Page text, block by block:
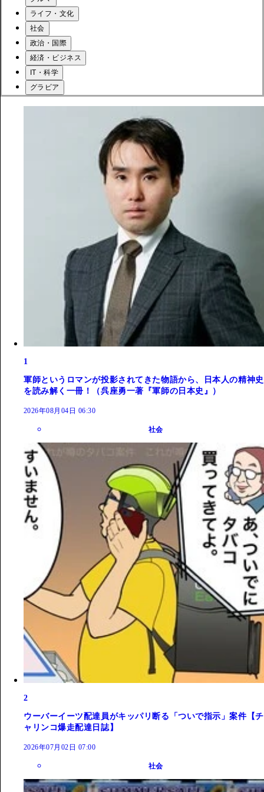
ライフ・文化
社会
政治・国際
経済・ビジネス
IT・科学
グラビア
1
軍師というロマンが投影されてきた物語から、日本人の精神史
を読み解く一冊！（呉座勇一著『軍師の日本史』）
2026年08月04日 06:30
社会
2
ウーバーイーツ配達員がキッパリ断る「ついで指示」案件【チ
ャリンコ爆走配達日誌】
2026年07月02日 07:00
社会